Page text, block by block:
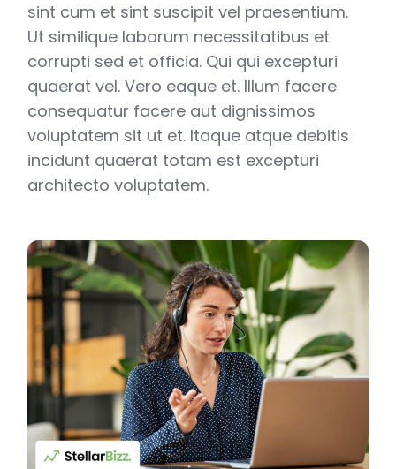
sint cum et sint suscipit vel praesentium.
Ut similique laborum necessitatibus et
corrupti sed et officia. Qui qui excepturi
quaerat vel. Vero eaque et. Illum facere
consequatur facere aut dignissimos
voluptatem sit ut et. Itaque atque debitis
incidunt quaerat totam est excepturi
architecto voluptatem.